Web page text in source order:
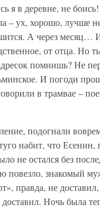
я в деревне, не
– ух, хорошо, лучше
А через месяц…
от отца. Но
помнишь? Не
И погоди
в трамвае –
подогнали
набит, что Есенин,
не остался без
повезло, знакомый
правда, не
Ночь была